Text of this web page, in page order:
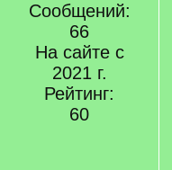
Сообщений:
66
На сайте с
2021 г.
Рейтинг:
60